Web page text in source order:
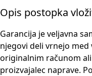
Opis postopka
Garancija je veljavna
njegovi deli vrnejo
originalnim računom
proizvajalec naprave.